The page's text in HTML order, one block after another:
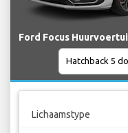
Ford Focus
Lichaamstype